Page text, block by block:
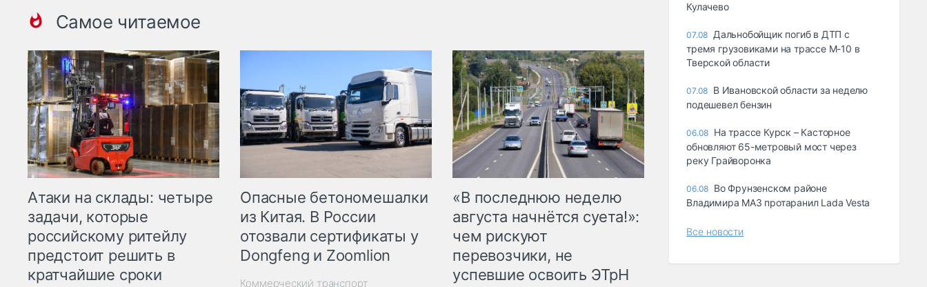
Самое читаемое
Атаки на склады: четыре
задачи, которые
российскому ритейлу
предстоит решить в
кратчайшие сроки
Опасные бетономешалки
из Китая. В России
отозвали сертификаты у
Dongfeng и Zoomlion
Коммерческий транспорт
«В последнюю неделю
августа начнётся суета!»:
чем рискуют
перевозчики, не
успевшие освоить ЭТрН
Кулачево
07.08 Дальнобойщик погиб в ДТП с
тремя грузовиками на трассе М-10 в
Тверской области
07.08 В Ивановской области за неделю
подешевел бензин
06.08 На трассе Курск – Касторное
обновляют 65-метровый мост через
реку Грайворонка
06.08 Во Фрунзенском районе
Владимира МАЗ протаранил Lada Vesta
Все новости